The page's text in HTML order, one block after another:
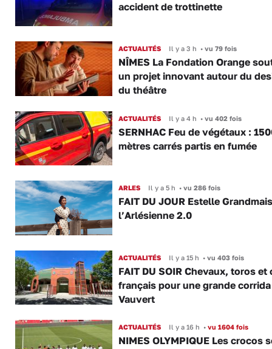
accident de trottinette
ACTUALITÉS Il y a 3 h •vu 79 fois
NÎMES La Fondation Orange
un projet innovant autour du
du théâtre
ACTUALITÉS Il y a 4 h •vu 402 fois
SERNHAC Feu de végétaux :
mètres carrés partis en fumée
ARLES Il y a 5 h •vu 286 fois
FAIT DU JOUR Estelle
l’Arlésienne 2.0
ACTUALITÉS Il y a 15 h •vu 403 fois
FAIT DU SOIR Chevaux, toros et
français pour une grande corrida
Vauvert
ACTUALITÉS Il y a 16 h •vu 1604 fois
NIMES OLYMPIQUE Les crocos